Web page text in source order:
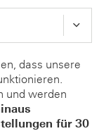
dass unsere
und werden
für 30